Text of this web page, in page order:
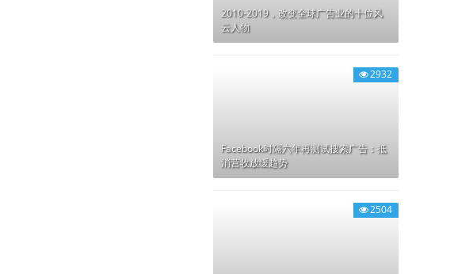
2010-2019，改变全球广告业的十位风
云人物
2932
Facebook时隔六年再测试搜索广告：抵
消营收放缓趋势
2504